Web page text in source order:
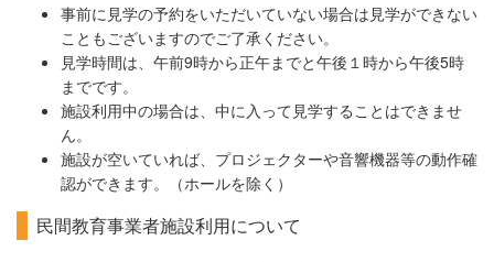
事前に見学の予約をいただいていない場合は見学ができない
こともございますのでご了承ください。
見学時間は、午前9時から正午までと午後１時から午後5時
までです。
施設利用中の場合は、中に入って見学することはできませ
ん。
施設が空いていれば、プロジェクターや音響機器等の動作確
認ができます。（ホールを除く）
民間教育事業者施設利用について